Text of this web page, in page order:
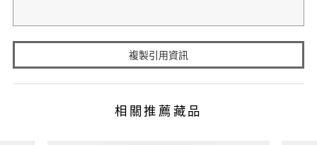
複製引用資訊
相關推薦藏品